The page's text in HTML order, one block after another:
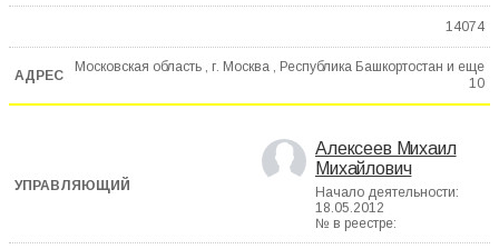
14074
Московская область , г. Москва , Республика Башкортостан и еще
10
Алексеев Михаил
Михайлович
Начало деятельности:
18.05.2012
№ в реестре: